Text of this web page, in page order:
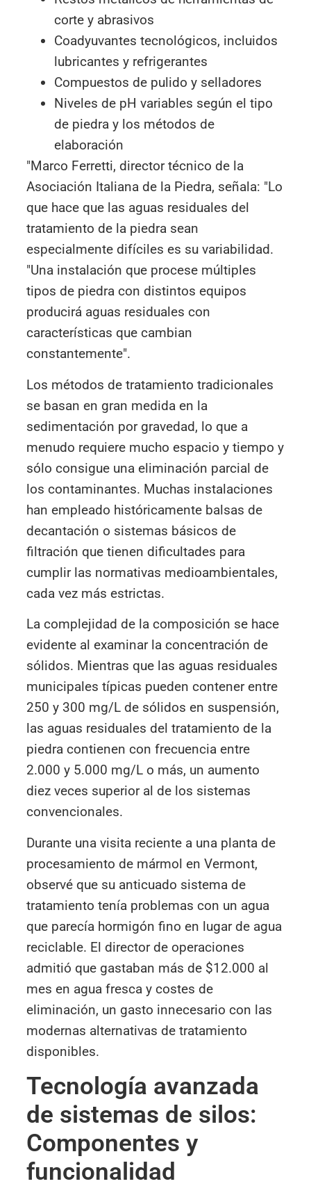
corte y abrasivos
Coadyuvantes tecnológicos, incluidos
lubricantes y refrigerantes
Compuestos de pulido y selladores
Niveles de pH variables según el tipo
de piedra y los métodos de
elaboración
"Marco Ferretti, director técnico de la
Asociación Italiana de la Piedra, señala: "Lo
que hace que las aguas residuales del
tratamiento de la piedra sean
especialmente difíciles es su variabilidad.
"Una instalación que procese múltiples
tipos de piedra con distintos equipos
producirá aguas residuales con
características que cambian
constantemente".
Los métodos de tratamiento tradicionales
se basan en gran medida en la
sedimentación por gravedad, lo que a
menudo requiere mucho espacio y tiempo y
sólo consigue una eliminación parcial de
los contaminantes. Muchas instalaciones
han empleado históricamente balsas de
decantación o sistemas básicos de
filtración que tienen dificultades para
cumplir las normativas medioambientales,
cada vez más estrictas.
La complejidad de la composición se hace
evidente al examinar la concentración de
sólidos. Mientras que las aguas residuales
municipales típicas pueden contener entre
250 y 300 mg/L de sólidos en suspensión,
las aguas residuales del tratamiento de la
piedra contienen con frecuencia entre
2.000 y 5.000 mg/L o más, un aumento
diez veces superior al de los sistemas
convencionales.
Durante una visita reciente a una planta de
procesamiento de mármol en Vermont,
observé que su anticuado sistema de
tratamiento tenía problemas con un agua
que parecía hormigón fino en lugar de agua
reciclable. El director de operaciones
admitió que gastaban más de $12.000 al
mes en agua fresca y costes de
eliminación, un gasto innecesario con las
modernas alternativas de tratamiento
disponibles.
Tecnología avanzada
de sistemas de silos:
Componentes y
funcionalidad